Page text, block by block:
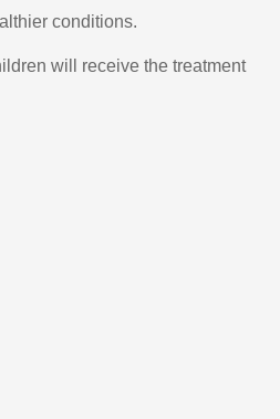
conditions.
will receive the treatment